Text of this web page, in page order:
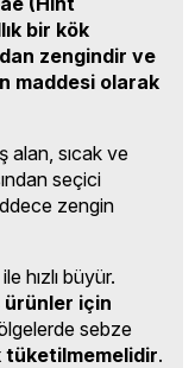
bir kök
zengindir ve
maddesi olarak
alan, sıcak ve
seçici
zengin
hızlı büyür.
ürünler için
sebze
tüketilmemelidir.